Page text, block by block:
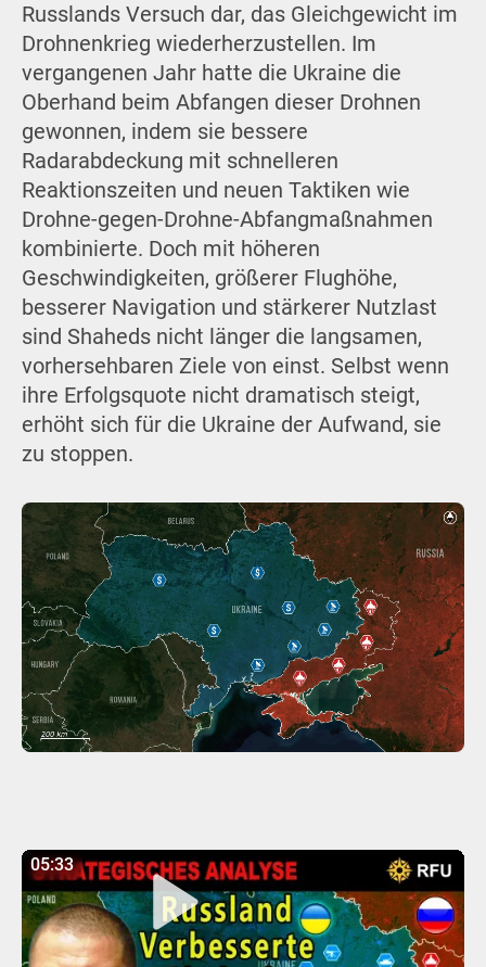
Russlands Versuch dar, das Gleichgewicht im
Drohnenkrieg wiederherzustellen. Im
vergangenen Jahr hatte die Ukraine die
Oberhand beim Abfangen dieser Drohnen
gewonnen, indem sie bessere
Radarabdeckung mit schnelleren
Reaktionszeiten und neuen Taktiken wie
Drohne-gegen-Drohne-Abfangmaßnahmen
kombinierte. Doch mit höheren
Geschwindigkeiten, größerer Flughöhe,
besserer Navigation und stärkerer Nutzlast
sind Shaheds nicht länger die langsamen,
vorhersehbaren Ziele von einst. Selbst wenn
ihre Erfolgsquote nicht dramatisch steigt,
erhöht sich für die Ukraine der Aufwand, sie
zu stoppen.
05:33